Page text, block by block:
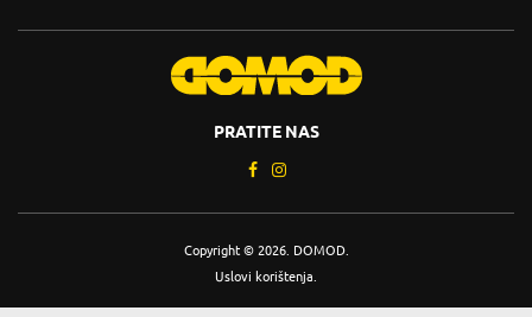
PRATITE NAS
Copyright © 2026. DOMOD.
Uslovi korištenja